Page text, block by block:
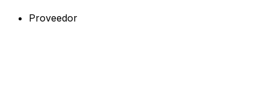
Proveedor